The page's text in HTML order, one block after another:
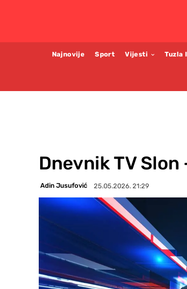
Najnovije Sport Vijesti Tuzla
Dnevnik TV
Adin Jusufović 25.05.2026. 21:29